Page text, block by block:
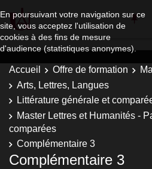
En poursuivant votre navigation sur ce
site, vous acceptez l'utilisation de
cookies à des fins de mesure
d'audience (statistiques anonymes).
Accueil Offre de formation
Arts, Lettres, Langues
Littérature générale et
Master Lettres et Humanités -
comparées
Complémentaire 3
Complémentaire 3